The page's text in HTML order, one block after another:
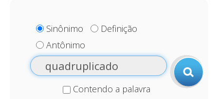
Sinônimo
Definição
Antônimo
Contendo a palavra